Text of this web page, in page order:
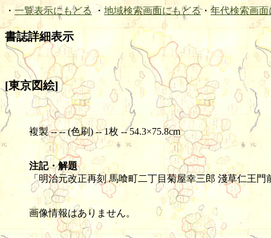
・ 一覧表示にもどる ・ 地域検索画面にもどる・ 年代検索画面
書誌詳細表示
[東京図絵]
複製 -- -- (色刷) -- 1枚 -- 54.3×75.8cm
注記・解題
「明治元改正再刻 馬喰町二丁目菊屋幸三郎 淺草仁王
画像情報はありません。